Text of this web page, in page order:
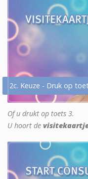
2c. Keuze - Druk op
Of u drukt op toets 3.
U hoort de